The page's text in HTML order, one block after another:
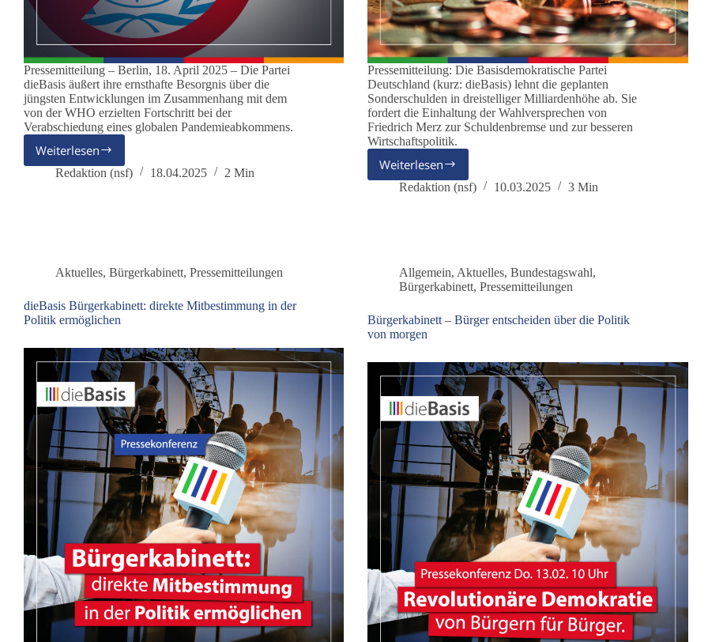
Pressemitteilung – Berlin, 18. April 2025 – Die Partei
dieBasis äußert ihre ernsthafte Besorgnis über die
jüngsten Entwicklungen im Zusammenhang mit dem
von der WHO erzielten Fortschritt bei der
Verabschiedung eines globalen Pandemieabkommens.
Weiterlesen
WHO-
Pandemievertrag:
WHO!
Redaktion (nsf) 18.04.2025 2 Min
Pressemitteilung: Die Basisdemokratische Partei
Deutschland (kurz: dieBasis) lehnt die geplanten
Sonderschulden in dreistelliger Milliardenhöhe ab. Sie
fordert die Einhaltung der Wahlversprechen von
Friedrich Merz zur Schuldenbremse und zur besseren
Wirtschaftspolitik.
Weiterlesen
CDU-
Wahlbetrug:
werden!
Redaktion (nsf) 10.03.2025 3 Min
Aktuelles, Bürgerkabinett, Pressemitteilungen
dieBasis Bürgerkabinett: direkte Mitbestimmung in der
Politik ermöglichen
Allgemein, Aktuelles,Bundestagswahl,
Bürgerkabinett,Pressemitteilungen
Bürgerkabinett – Bürger entscheiden über die Politik
von morgen